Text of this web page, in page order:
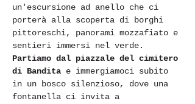
un'escursione ad anello che ci
porterà alla scoperta di borghi
pittoreschi, panorami mozzafiato e
sentieri immersi nel verde.
Partiamo dal piazzale del cimitero
di Bandita e immergiamoci subito
in un bosco silenzioso, dove una
fontanella ci invita a